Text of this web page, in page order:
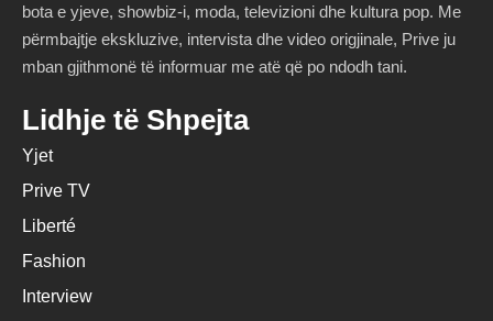
bota e yjeve, showbiz-i, moda, televizioni dhe kultura pop. Me
përmbajtje ekskluzive, intervista dhe video origjinale, Prive ju
mban gjithmonë të informuar me atë që po ndodh tani.
Lidhje të Shpejta
Yjet
Prive TV
Liberté
Fashion
Interview